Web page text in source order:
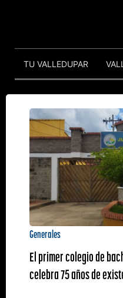
TU VALLEDUPAR
Generales
El primer colegio de
celebra 75 años de